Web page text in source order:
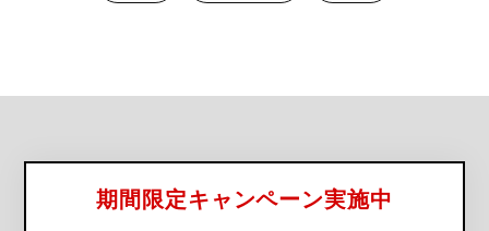
期間限定キャンペーン実施中